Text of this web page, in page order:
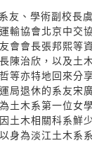
友、學術副校長
輸協會北京中交
會會長張邦熙等
陳治欣，以及土
等亦特地回來分
局退休的系友宋
土木系第一位女
土木相關科系鮮
身為淡江土木系